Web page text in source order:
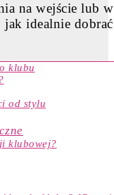
na wejście lub
idealnie
klubu
od stylu
klubowej?